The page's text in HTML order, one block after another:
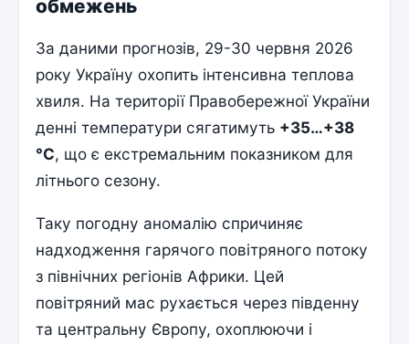
обмежень
За даними прогнозів, 29-30 червня 2026
року Україну охопить інтенсивна теплова
хвиля. На території Правобережної України
денні температури сягатимуть +35…+38
°C, що є екстремальним показником для
літнього сезону.
Таку погодну аномалію спричиняє
надходження гарячого повітряного потоку
з північних регіонів Африки. Цей
повітряний мас рухається через південну
та центральну Європу, охоплюючи і